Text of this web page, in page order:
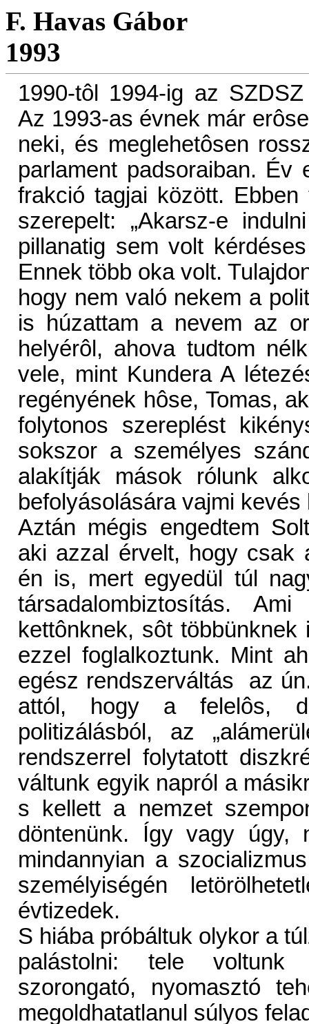
F. Havas Gábor
1993
1990-tôl 1994-ig az
Az 1993-as évnek már
neki, és meglehetôsen
parlament padsoraiban.
frakció tagjai között.
szerepelt: „Akarsz-e
pillanatig sem volt
Ennek több oka volt.
hogy nem való nekem a
is húzattam a nevem az
helyérôl, ahova tudtom
vele, mint Kundera A
regényének hôse, Tomas,
folytonos szereplést
sokszor a személyes
alakítják mások rólunk
befolyásolására vajmi
Aztán mégis engedtem
aki azzal érvelt, hogy csak
én is, mert egyedül túl
társadalombiztosítás.
kettônknek, sôt
ezzel foglalkoztunk. Mint
egész rendszerváltás az
attól, hogy a felelôs,
politizálásból, az
rendszerrel folytatott
váltunk egyik napról a
s kellett a nemzet
döntenünk. Így vagy úgy,
mindannyian a
személyiségén
évtizedek.
S hiába próbáltuk olykor a
palástolni: tele voltunk
szorongató, nyomasztó
megoldhatatlanul súlyos